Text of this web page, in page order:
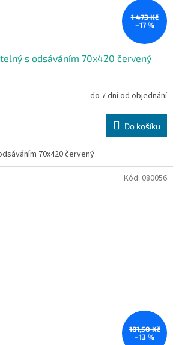
1 473 Kč
–17 %
s odsáváním 70x420 červený
do 7 dní od objednání
Do košíku
70x420 červený
181,50 Kč
–13 %
Kód: 080056